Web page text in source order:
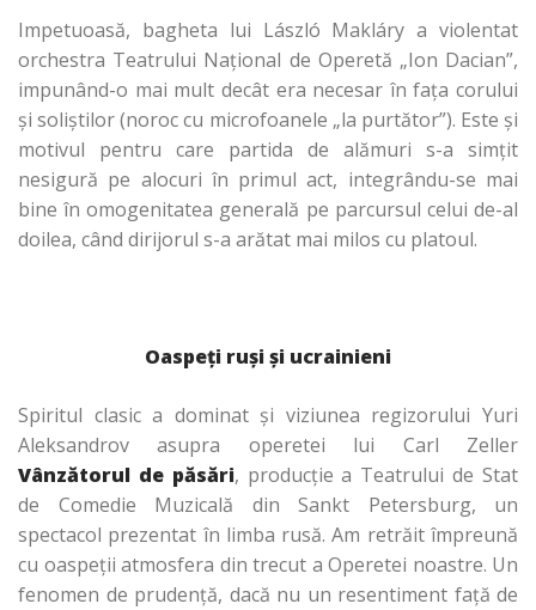
Impetuoasă, bagheta lui László Makláry a violentat
orchestra Teatrului Naţional de Operetă „Ion Dacian”,
impunând-o mai mult decât era necesar în faţa corului
şi soliştilor (noroc cu microfoanele „la purtător”). Este şi
motivul pentru care partida de alămuri s-a simţit
nesigură pe alocuri în primul act, integrându-se mai
bine în omogenitatea generală pe parcursul celui de-al
doilea, când dirijorul s-a arătat mai milos cu platoul.
Oaspeţi ruşi şi ucrainieni
Spiritul clasic a dominat şi viziunea regizorului Yuri
Aleksandrov asupra operetei lui Carl Zeller
Vânzătorul de păsări, producţie a Teatrului de Stat
de Comedie Muzicală din Sankt Petersburg, un
spectacol prezentat în limba rusă. Am retrăit împreună
cu oaspeţii atmosfera din trecut a Operetei noastre. Un
fenomen de prudenţă, dacă nu un resentiment faţă de